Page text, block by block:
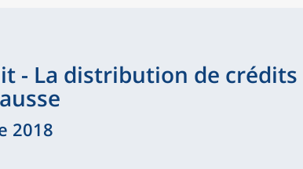
- La distribution de crédits
2018